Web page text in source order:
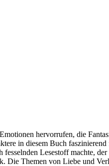
hervorrufen, die
in diesem Buch
Lesestoff machte,
Themen von Liebe und